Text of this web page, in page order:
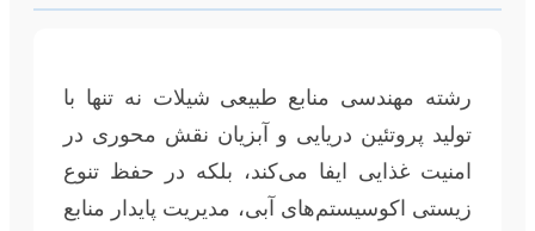
رشته مهندسی منابع طبیعی شیلات نه تنها با
تولید پروتئین دریایی و آبزیان نقش محوری در
امنیت غذایی ایفا می‌کند، بلکه در حفظ تنوع
زیستی اکوسیستم‌های آبی، مدیریت پایدار منابع